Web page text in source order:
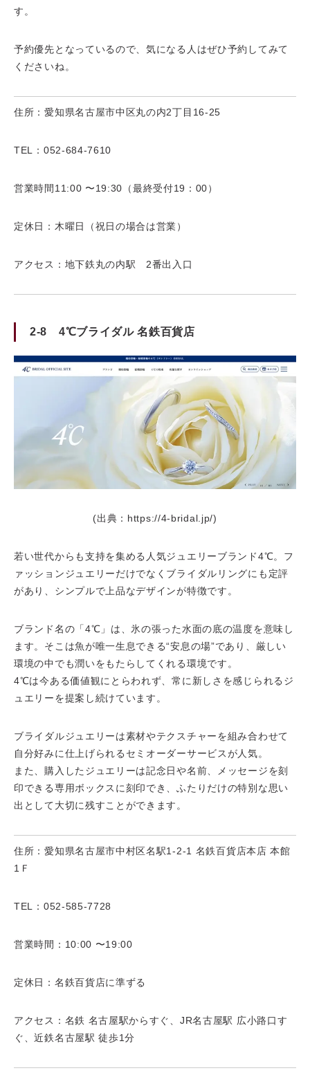
す。
予約優先となっているので、気になる人はぜひ予約してみて
くださいね。
住所：愛知県名古屋市中区丸の内2丁目16-25
TEL：052-684-7610
営業時間11:00 〜19:30（最終受付19：00）
定休日：木曜日（祝日の場合は営業）
アクセス：地下鉄丸の内駅 2番出入口
2-8 4℃ブライダル 名鉄百貨店
(出典：https://4-bridal.jp/)
若い世代からも支持を集める人気ジュエリーブランド4℃。フ
ァッションジュエリーだけでなくブライダルリングにも定評
があり、シンプルで上品なデザインが特徴です。
ブランド名の「4℃」は、氷の張った水面の底の温度を意味し
ます。そこは魚が唯一生息できる“安息の場”であり、厳しい
環境の中でも潤いをもたらしてくれる環境です。
4℃は今ある価値観にとらわれず、常に新しさを感じられるジ
ュエリーを提案し続けています。
ブライダルジュエリーは素材やテクスチャーを組み合わせて
自分好みに仕上げられるセミオーダーサービスが人気。
また、購入したジュエリーは記念日や名前、メッセージを刻
印できる専用ボックスに刻印でき、ふたりだけの特別な思い
出として大切に残すことができます。
住所：愛知県名古屋市中村区名駅1-2-1 名鉄百貨店本店 本館
1Ｆ
TEL：052-585-7728
営業時間：10:00 〜19:00
定休日：名鉄百貨店に準ずる
アクセス：名鉄 名古屋駅からすぐ、JR名古屋駅 広小路口す
ぐ、近鉄名古屋駅 徒歩1分